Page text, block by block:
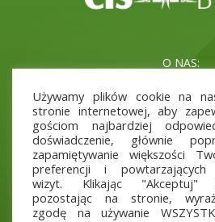
O NAS:
Kadra
Aktualne Projekty
INFORMACJE:
Polityka prywatności
Używamy plików cookie na
stronie internetowej, aby
gościom najbardziej
doświadczenie, głównie
zapamiętywanie większości
preferencji i powtarzających
wizyt. Klikając "Akceptuj"
pozostając na stronie,
zgodę na używanie